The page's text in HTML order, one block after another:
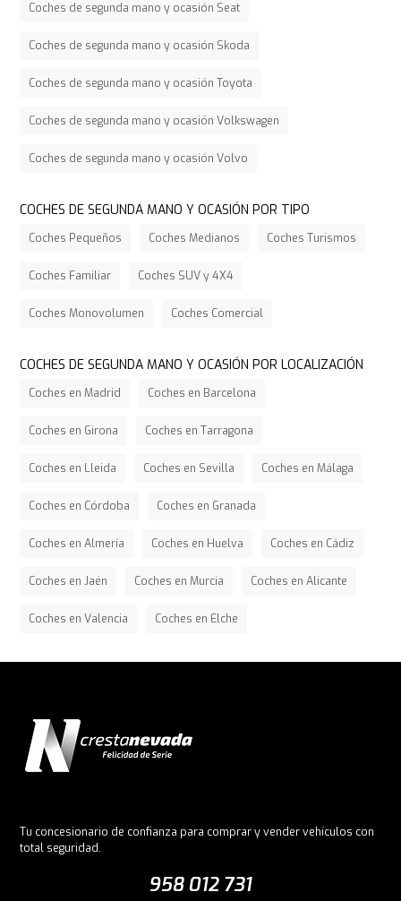
Coches de segunda mano y ocasión Seat
Coches de segunda mano y ocasión Skoda
Coches de segunda mano y ocasión Toyota
Coches de segunda mano y ocasión Volkswagen
Coches de segunda mano y ocasión Volvo
COCHES DE SEGUNDA MANO Y OCASIÓN POR TIPO
Coches Pequeños Coches Medianos Coches Turismos
Coches Familiar Coches SUV y 4X4
Coches Monovolumen Coches Comercial
COCHES DE SEGUNDA MANO Y OCASIÓN POR LOCALIZACIÓN
Coches en Madrid Coches en Barcelona
Coches en Girona Coches en Tarragona
Coches en Lleida Coches en Sevilla Coches en Málaga
Coches en Córdoba Coches en Granada
Coches en Almería Coches en Huelva Coches en Cádiz
Coches en Jaén Coches en Murcia Coches en Alicante
Coches en Valencia Coches en Elche
Tu concesionario de confianza para comprar y vender vehículos con
total seguridad.
958 012 731